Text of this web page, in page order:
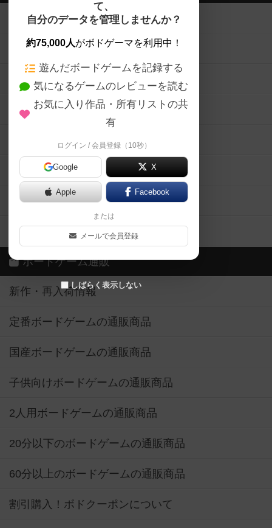
て、
自分のデータを管理しませんか？
約75,000人がボドゲーマを利用中！
遊んだボードゲームを記録する
気になるゲームのレビューを読む
お気に入り作品・所有リストの共
有
ログイン / 会員登録（10秒）
Google X
Apple Facebook
または
メールで会員登録
しばらく表示しない
ボードゲームを検索する
ボードゲームの新着レビュー
ボードゲーム会情報
メカニクス特集
掲示板・トピックス
ボドとも・会員一覧
ボードゲーム業界コラム
ボドゲーマご利用案内
ボードゲーム通販
新作・再入荷情報
定番ボードゲームの通販商品
国産ボードゲームの通販商品
子供向けボードゲームの通販商品
2人用ボードゲームの通販商品
20分以下のボードゲームの通販商品
60分以上のボードゲームの通販商品
割引購入！ボドクーポンについて